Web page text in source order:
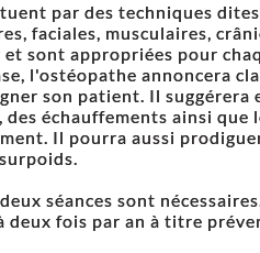
par des techniques
faciales, musculaires,
sont appropriées pour
l'ostéopathe annoncera
son patient. Il suggérera
des échauffements ainsi
Il pourra aussi
séances sont
deux fois par an à titre